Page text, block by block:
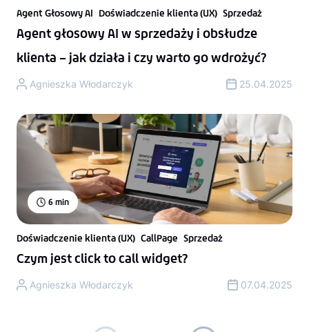
Agent Głosowy AI Doświadczenie klienta (UX) Sprzedaż
Agent głosowy AI w sprzedaży i obsłudze
klienta – jak działa i czy warto go wdrożyć?
Agnieszka Włodarczyk 25.04.2025
6 min
Doświadczenie klienta (UX) CallPage Sprzedaż
Czym jest click to call widget?
Agnieszka Włodarczyk 07.04.2025